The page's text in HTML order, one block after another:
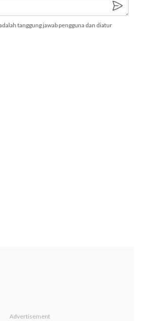
tanggung jawab pengguna dan diatur